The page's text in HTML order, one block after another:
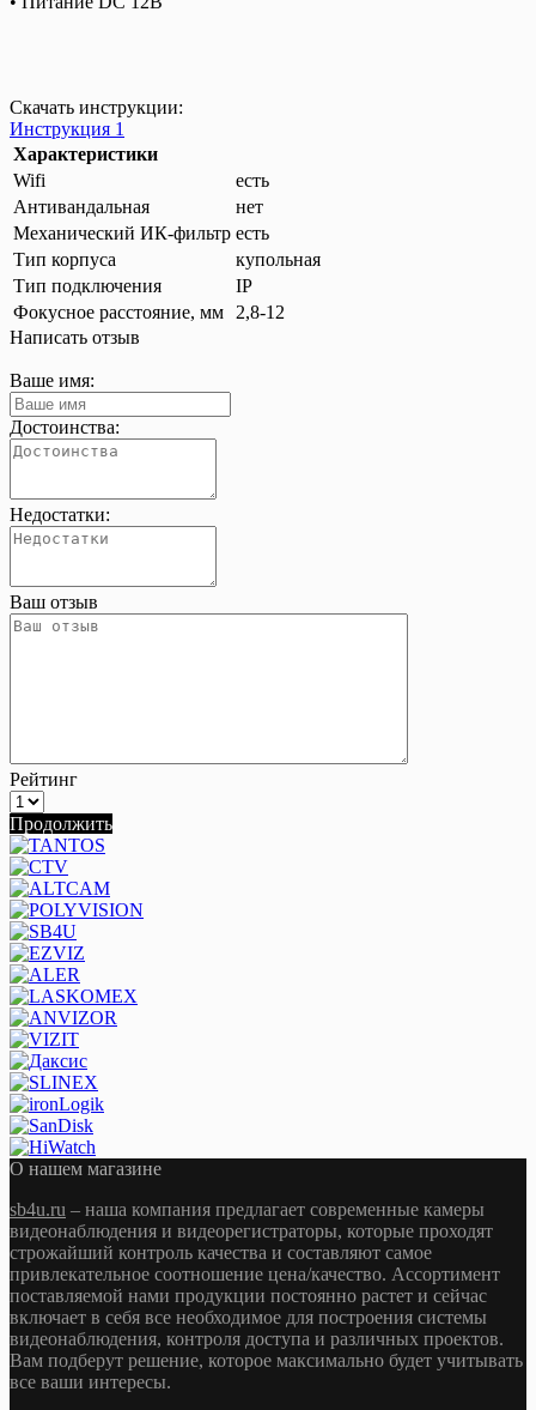
Скачать инструкции:
Инструкция 1
Характеристики
Wifi
есть
Антивандальная
нет
Механический ИК-фильтр есть
Тип корпуса
купольная
Тип подключения
IP
Фокусное расстояние, мм
2,8-12
Написать отзыв
Ваше имя:
Достоинства:
Недостатки:
Ваш отзыв
Рейтинг
Продолжить
О нашем магазине
sb4u.ru – наша компания предлагает современные камеры
видеонаблюдения и видеорегистраторы, которые проходят
строжайший контроль качества и составляют самое
привлекательное соотношение цена/качество. Ассортимент
поставляемой нами продукции постоянно растет и сейчас
включает в себя все необходимое для построения системы
видеонаблюдения, контроля доступа и различных проектов.
Вам подберут решение, которое максимально будет учитывать
все ваши интересы.